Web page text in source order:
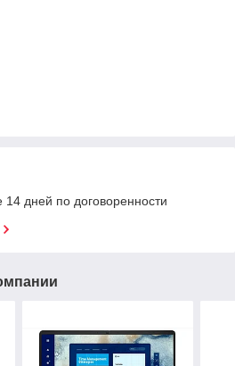
14 дней по договоренности